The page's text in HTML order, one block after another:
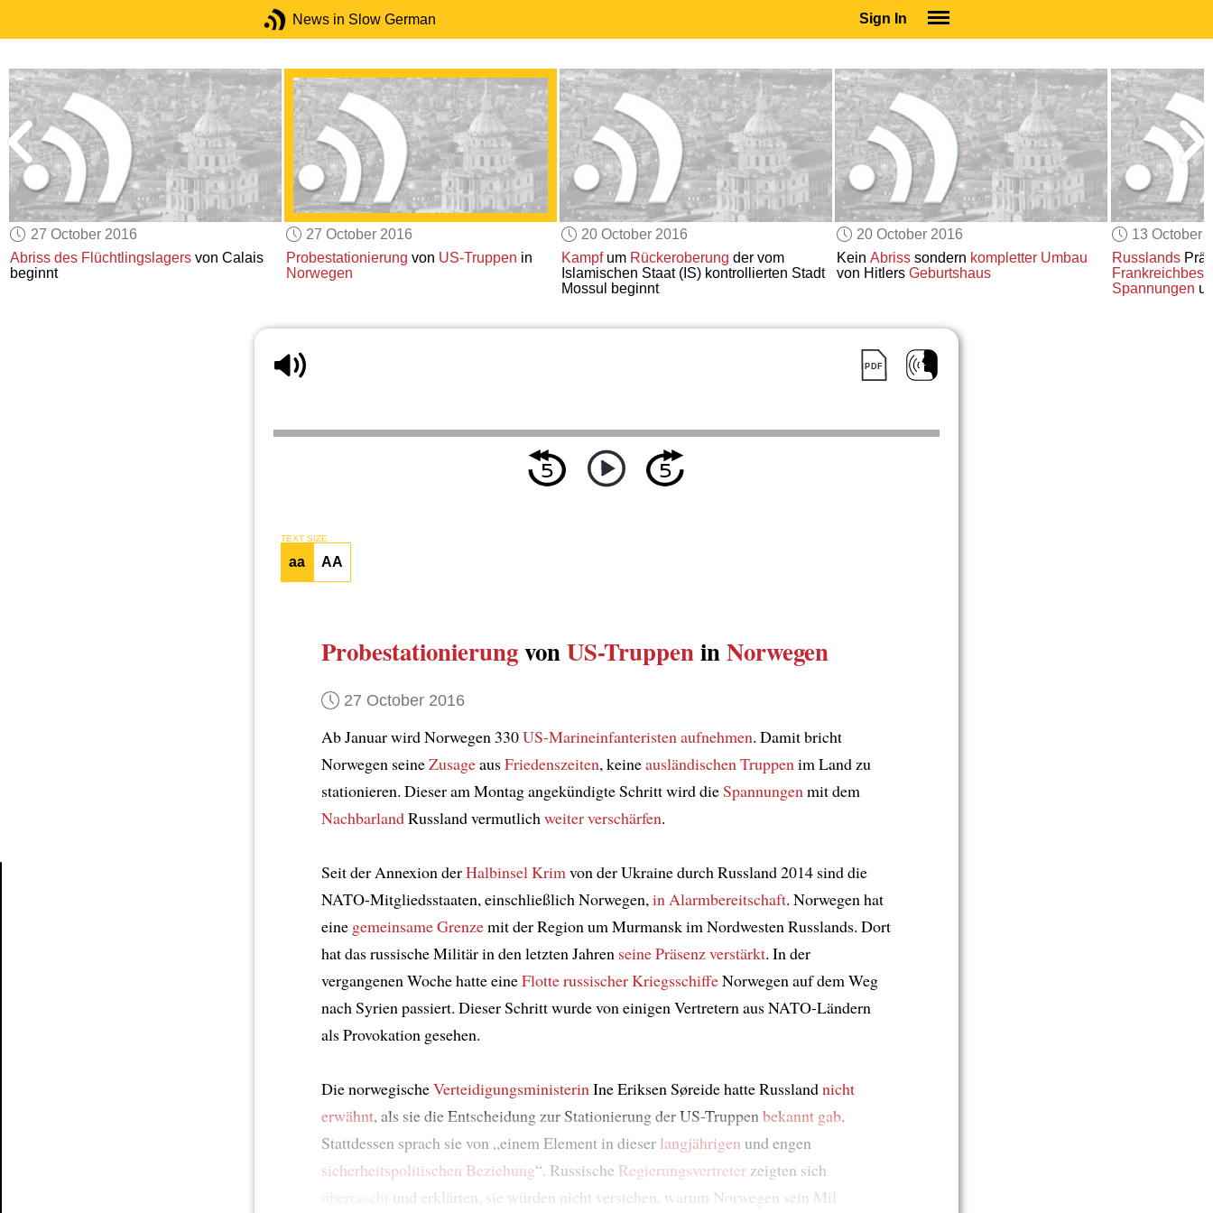
News in Slow German Sign In
SUBSCRIBE
EDUCATIONAL LICENSES
GIFT CARDS
OTHER LANGUAGES
ABOUT US
ALEXA
ADJUST COLORS
27 October 2016
Abriss des Flüchtlingslagers von Calais
beginnt
27 October 2016
Probestationierung von US-Truppen in
Norwegen
20 October 2016
Kampfum Rückeroberung der vom
Islamischen Staat (IS) kontrollierten Stadt
Mossul beginnt
20 October 2016
Kein Abrisssondern kompletter Umbau
von Hitlers Geburtshaus
13 October
Russlands
Spannungen
TEXT SIZE
aa AA
ProbestationierungvonUS-TruppeninNorwegen
27 October 2016
Ab Januar wird Norwegen 330US-Marineinfanteristenaufnehmen. Damit bricht
Norwegen seineZusageausFriedenszeiten, keineausländischen Truppenim Land zu
stationieren. Dieser am Montag angekündigte Schritt wird dieSpannungenmit dem
NachbarlandRussland vermutlichweiter verschärfen.
Seit der Annexion derHalbinselKrimvon der Ukraine durch Russland 2014 sind die
NATO-Mitgliedsstaaten, einschließlich Norwegen,in Alarmbereitschaft. Norwegen hat
eine gemeinsame Grenzemit der Region um Murmansk im Nordwesten Russlands. Dort
hat das russische Militär in den letzten Jahren seine Präsenz verstärkt. In der
vergangenen Woche hatte eineFlotte russischer KriegsschiffeNorwegen auf dem Weg
nach Syrien passiert. Dieser Schritt wurde von einigen Vertretern aus NATO-Ländern
als Provokation gesehen.
Die norwegischeVerteidigungsministerinIne Eriksen Søreide hatte Russlandnicht
erwähnt, als sie die Entscheidung zur Stationierung der US-Truppenbekannt gab.
Stattdessen sprach sie von „einem Element in dieser langjährigen und engen
sicherheitspolitischen Beziehung“. Russische Regierungsvertreter zeigten sich
überrascht und erklärten, sie würden nicht verstehen, warum Norwegen sein Mil